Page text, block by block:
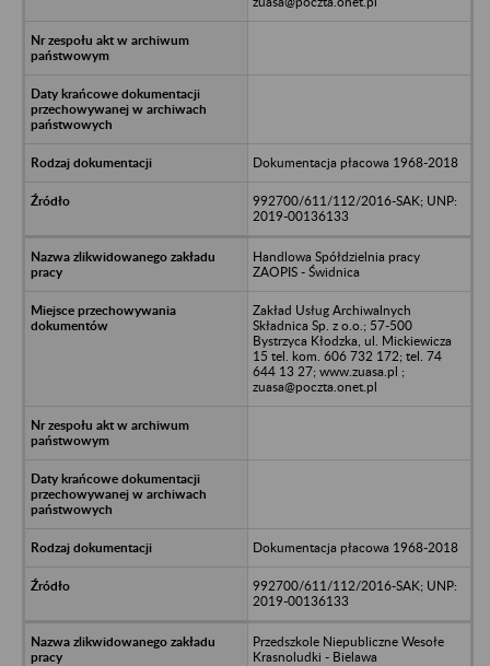
Dokumentacja płacowa 1968-2018
992700/611/112/2016-SAK; UNP:
2019-00136133
Handlowa Spółdzielnia pracy
ZAOPIS - Świdnica
Zakład Usług Archiwalnych
Składnica Sp. z o.o.; 57-500
Bystrzyca Kłodzka, ul. Mickiewicza
15 tel. kom. 606 732 172; tel. 74
644 13 27; www.zuasa.pl ;
zuasa@poczta.onet.pl
Dokumentacja płacowa 1968-2018
992700/611/112/2016-SAK; UNP:
2019-00136133
Przedszkole Niepubliczne Wesołe
Krasnoludki - Bielawa